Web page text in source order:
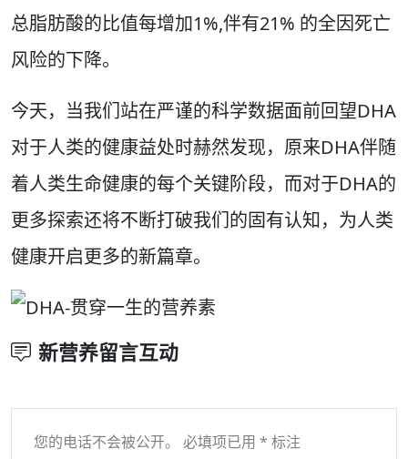
总脂肪酸的比值每增加1%,伴有21% 的全因死亡
风险的下降。
今天，当我们站在严谨的科学数据面前回望DHA
对于人类的健康益处时赫然发现，原来DHA伴随
着人类生命健康的每个关键阶段，而对于DHA的
更多探索还将不断打破我们的固有认知，为人类
健康开启更多的新篇章。
新营养留言互动
您的电话不会被公开。 必填项已用 * 标注